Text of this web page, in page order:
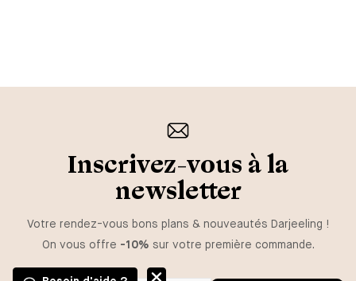
Inscrivez-vous à la
newsletter
Votre rendez-vous bons plans & nouveautés Darjeeling !
On vous offre -10% sur votre première commande.